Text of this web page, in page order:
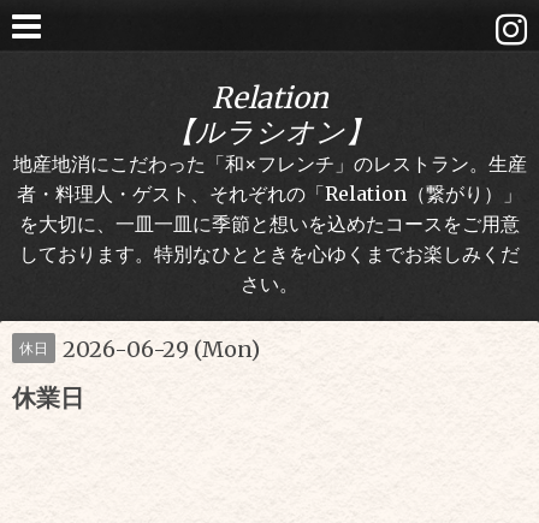
Relation
【ルラシオン】
地産地消にこだわった「和×フレンチ」のレストラン。生産
者・料理人・ゲスト、それぞれの「Relation（繋がり）」
を大切に、一皿一皿に季節と想いを込めたコースをご用意
しております。特別なひとときを心ゆくまでお楽しみくだ
さい。
休日 2026-06-29 (Mon)
休業日